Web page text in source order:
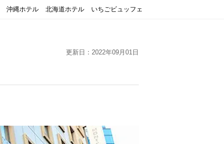
沖縄ホテル 北海道ホテル いちごビュッフェ
更新日：2022年09月01日